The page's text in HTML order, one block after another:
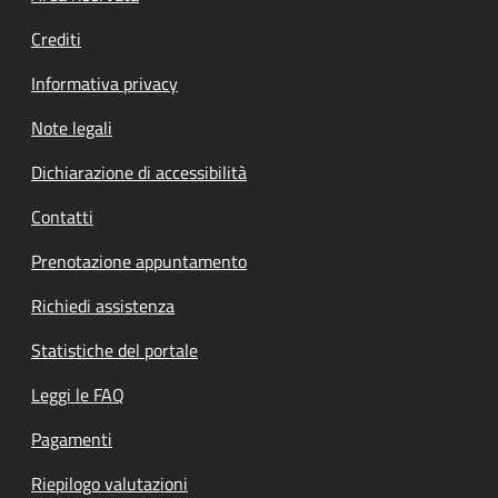
Crediti
Informativa privacy
Note legali
Dichiarazione di accessibilità
Contatti
Prenotazione appuntamento
Richiedi assistenza
Statistiche del portale
Leggi le FAQ
Pagamenti
Riepilogo valutazioni